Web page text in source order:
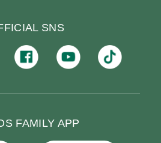
SNS
FAMILY APP